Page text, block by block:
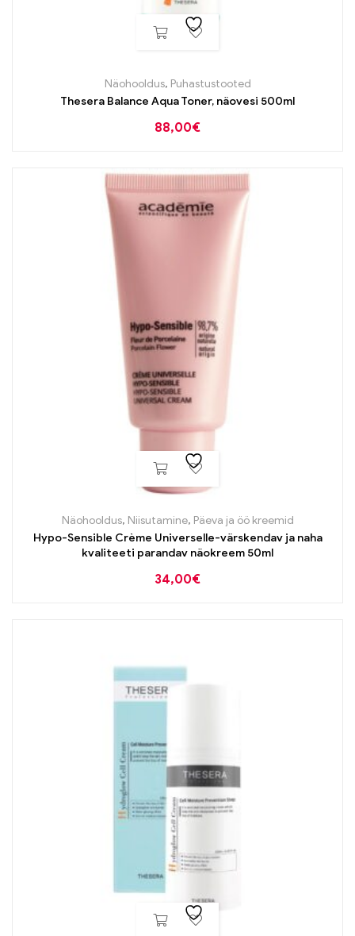
Näohooldus, Puhastustooted
Thesera Balance Aqua Toner, näovesi 500ml
88,00€
Näohooldus, Niisutamine, Päeva ja öö kreemid
Hypo-Sensible Crème Universelle-värskendav ja naha
kvaliteeti parandav näokreem 50ml
34,00€